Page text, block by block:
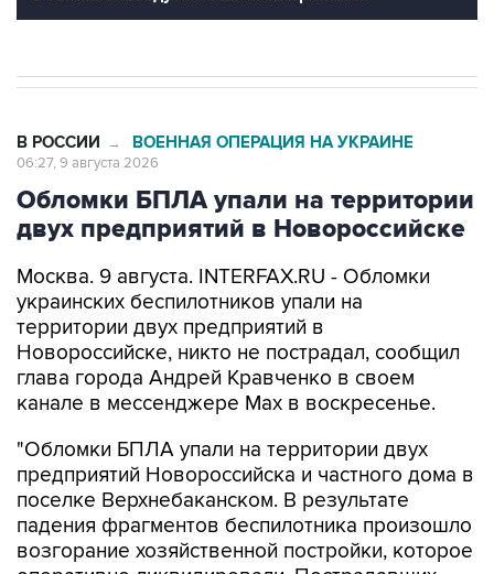
В РОССИИ → ВОЕННАЯ ОПЕРАЦИЯ НА УКРАИНЕ
06:27, 9 августа 2026
Обломки БПЛА упали на территории
двух предприятий в Новороссийске
Москва. 9 августа. INTERFAX.RU - Обломки
украинских беспилотников упали на
территории двух предприятий в
Новороссийске, никто не пострадал, сообщил
глава города Андрей Кравченко в своем
канале в мессенджере Max в воскресенье.
"Обломки БПЛА упали на территории двух
предприятий Новороссийска и частного дома в
поселке Верхнебаканском. В результате
падения фрагментов беспилотника произошло
возгорание хозяйственной постройки, которое